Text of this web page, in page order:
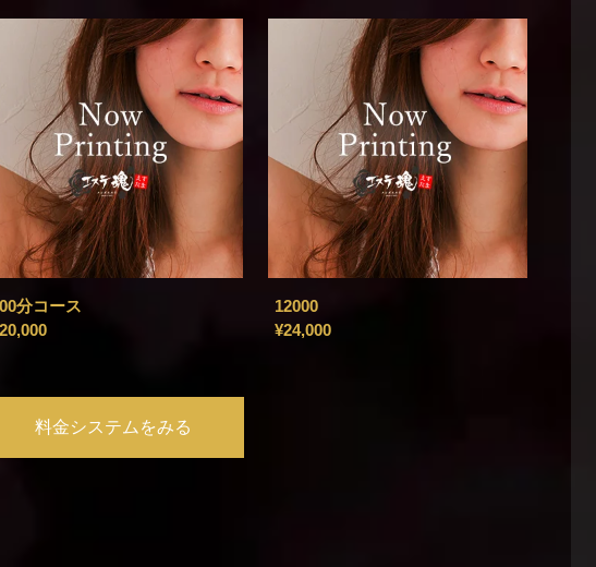
分コース
12000
¥24,000
料金システムをみる